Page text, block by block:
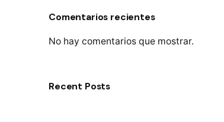
Comentarios recientes
No hay comentarios que mostrar.
Recent Posts